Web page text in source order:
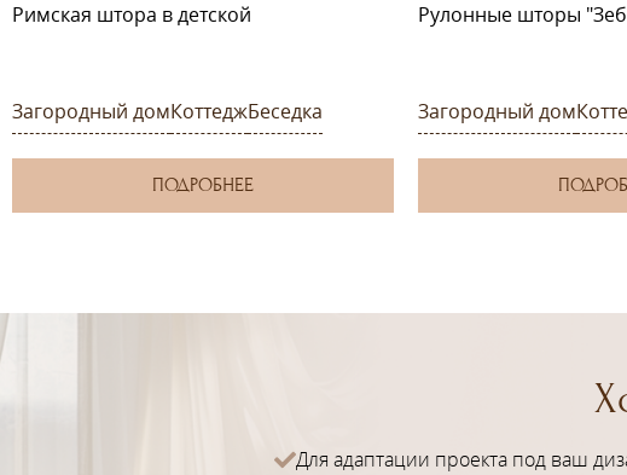
Римская штора в детской
Загородный домКоттеджБеседка
ПОДРОБНЕЕ
Рулонные шторы
Загородный дом
Для адаптации проекта под ваш